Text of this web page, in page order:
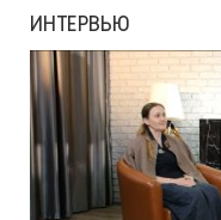
ИНТЕРВЬЮ